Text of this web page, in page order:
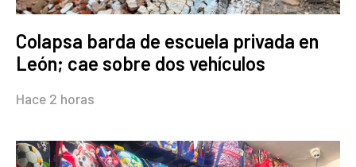
Colapsa barda de escuela privada en
León; cae sobre dos vehículos
Hace 2 horas